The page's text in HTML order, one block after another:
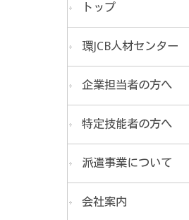
トップ
環JCB人材センター
企業担当者の方へ
特定技能者の方へ
派遣事業について
会社案内